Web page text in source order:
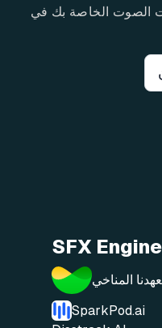
الصوت الخاصة بك في
SFX Engine
المناخي
SparkPod.ai